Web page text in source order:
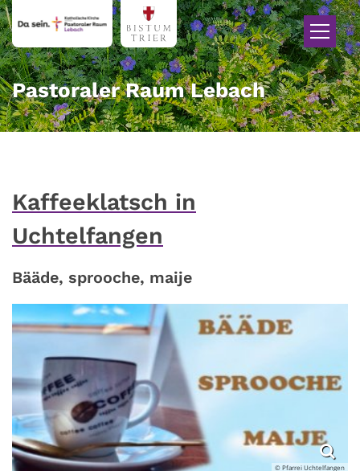
Zum Inhalt springen
Pastoraler Raum Lebach
Kaffeeklatsch in
Uchtelfangen
Bääde, sprooche, maije
© Pfarrei Uchtelfangen